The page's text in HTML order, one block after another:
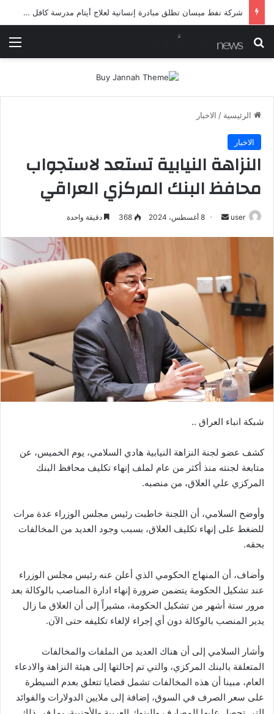
شرطة ميسان تلقي القبض على مطلقي العيارات النارية أثناء تشييع جنائزي في العمارة
بحث عن
الرئيسية / الاخبار
الاخبار
النزاهة النيابية تستعد لاستجواب
محافظ البنك المركزي العراقي
user
أرسل 8 أغسطس، 2024 368 دقيقة واحدة
شبكة انباء العراق ..
كشف عضو لجنة النزاهة النيابية هادي السلامي، يوم الخميس، عن
متابعة لجنته منذ أكثر من عام لملف إنهاء تكليف محافظ البنك
المركزي علي العلاق، من منصبه.
وأوضح السلامي، أن اللجنة خاطبت رئيس مجلس الوزراء عدة مرات
للضغط على إنهاء تكليف العلاق، بسبب وجود العديد من المخالفات
بحقه.
وأضاف، أن المنهاج الحكومي الذي أعلن عنه رئيس مجلس الوزراء
عند تشكيل الحكومة يتضمن ضرورة إنهاء ادارة المناصب بالوكالة بعد
مرور ستة أشهر من تشكيل الحكومة، مشيراً إلى أن العلاق ما زال
يدير المنصب بالوكالة دون أي إجراء لإلغاء تكليفه حتى الآن.
وأشار السلامي إلى أن هناك العديد من الملفات والمخالفات
المتعلقة بالبنك المركزي، والتي تم إحالتها إلى هيئة النزاهة والادعاء
العام، مبينا أن هذه المخالفات تشمل قضايا تتعلق بعدم السيطرة
على سعر الصرف في السوق، إضافة إلى ملايين الدولارات والفوائد